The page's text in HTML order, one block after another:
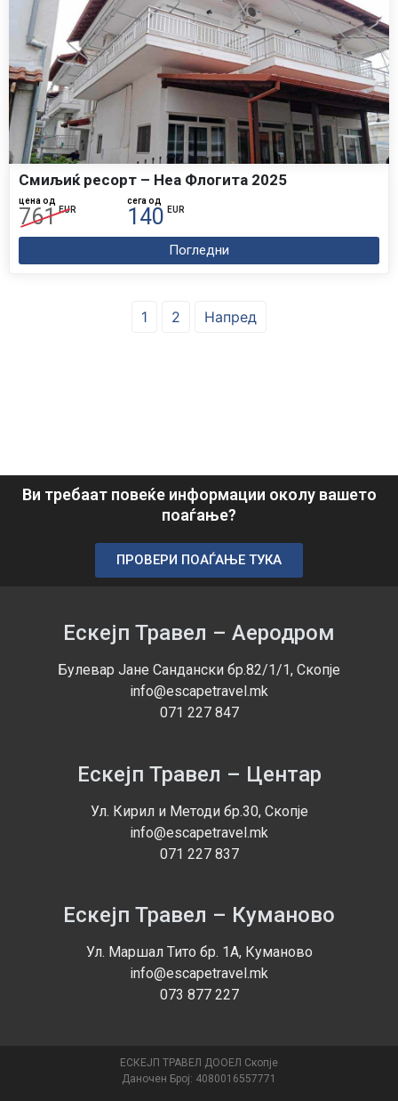
Смиљиќ ресорт – Неа Флогита 2025
цена од
761 EUR
сега од
140 EUR
Погледни
1 2 Напред
Ви требаат повеќе информации околу вашето
поаѓање?
ПРОВЕРИ ПОАЃАЊЕ ТУКА
Ескејп Травел – Аеродром
Булевар Јане Сандански бр.82/1/1, Скопје
info@escapetravel.mk
071 227 847
Ескејп Травел – Центар
Ул. Кирил и Методи бр.30, Скопје
info@escapetravel.mk
071 227 837
Ескејп Травел – Куманово
Ул. Маршал Тито бр. 1А, Куманово
info@escapetravel.mk
073 877 227
ЕСКЕЈП ТРАВЕЛ ДООЕЛ Скопје
Даночен Број: 4080016557771